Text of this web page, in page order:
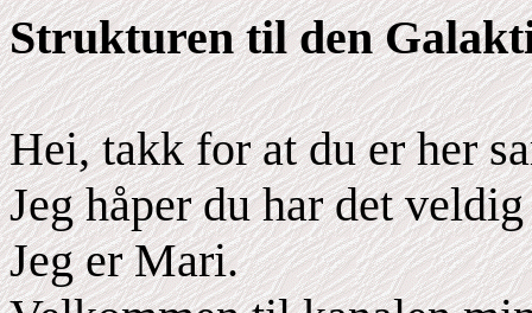
Strukturen til den
Hei, takk for at du er her
Jeg håper du har det
Jeg er Mari.